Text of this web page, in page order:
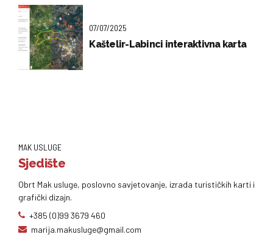
07/07/2025
Kaštelir-Labinci interaktivna karta
MAK USLUGE
Sjedište
Obrt Mak usluge, poslovno savjetovanje, izrada turističkih karti i
grafički dizajn.
+385 (0)99 3679 460
marija.makusluge@gmail.com